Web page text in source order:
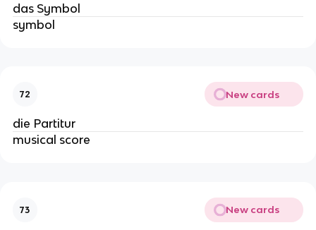
das Symbol
symbol
72 New cards
die Partitur
musical score
73 New cards